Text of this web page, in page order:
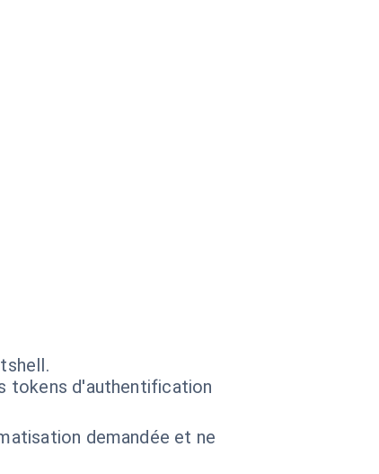
tokens d'authentification
demandée et ne